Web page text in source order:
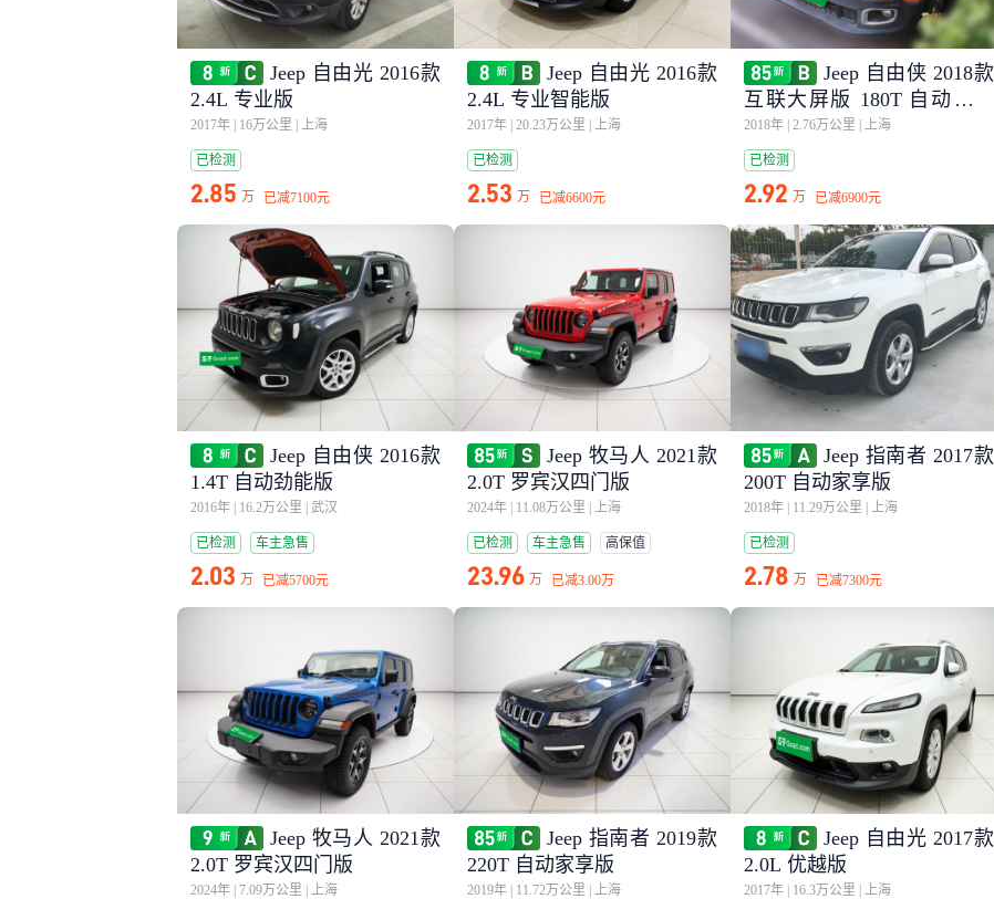
Jeep 自由光 2016款
2.4L 专业版
2017年 16万公里 上海
已检测
2.85 万 已减7100元
Jeep 自由光 2016款
2.4L 专业智能版
2017年 20.23万公里 上海
已检测
2.53 万 已减6600元
Jeep 自由侠 2018款
互联大屏版 180T 自动劲能
版
2018年 2.76万公里 上海
已检测
2.92 万 已减6900元
Jeep 自由侠 2016款
1.4T 自动劲能版
2016年 16.2万公里 武汉
已检测 车主急售
2.03 万 已减5700元
Jeep 牧马人 2021款
2.0T 罗宾汉四门版
2024年 11.08万公里 上海
已检测 车主急售 高保值
23.96 万 已减3.00万
Jeep 指南者 2017款
200T 自动家享版
2018年 11.29万公里 上海
已检测
2.78 万 已减7300元
Jeep 牧马人 2021款
2.0T 罗宾汉四门版
2024年 7.09万公里 上海
Jeep 指南者 2019款
220T 自动家享版
2019年 11.72万公里 上海
Jeep 自由光 2017款
2.0L 优越版
2017年 16.3万公里 上海